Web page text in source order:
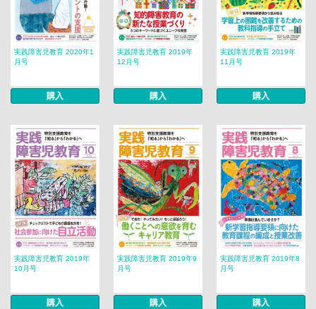
実践障害児教育 2020年1
月号
購入
実践障害児教育 2019年
12月号
購入
実践障害児教育 2019年
11月号
購入
実践障害児教育 2019年
10月号
購入
実践障害児教育 2019年9
月号
購入
実践障害児教育 2019年8
月号
購入